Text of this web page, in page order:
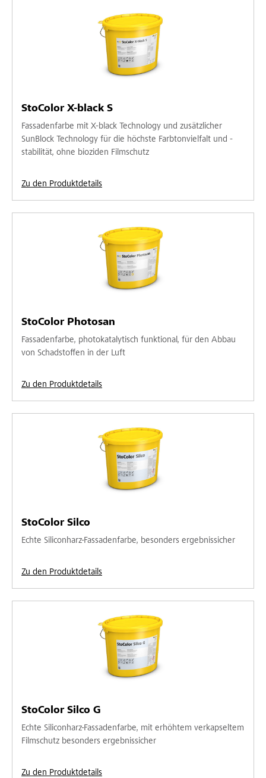
StoColor X-black S
Fassadenfarbe mit X-black Technology und zusätzlicher
SunBlock Technology für die höchste Farbtonvielfalt und -
stabilität, ohne bioziden Filmschutz
Zu den Produktdetails
StoColor Photosan
Fassadenfarbe, photokatalytisch funktional, für den Abbau
von Schadstoffen in der Luft
Zu den Produktdetails
StoColor Silco
Echte Siliconharz-Fassadenfarbe, besonders ergebnissicher
Zu den Produktdetails
StoColor Silco G
Echte Siliconharz-Fassadenfarbe, mit erhöhtem verkapseltem
Filmschutz besonders ergebnissicher
Zu den Produktdetails